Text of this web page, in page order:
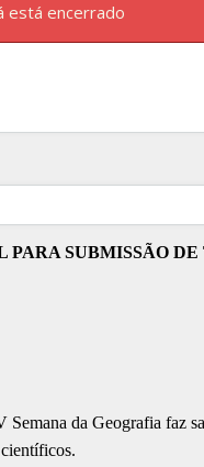
está encerrado
PARA SUBMISSÃO
da Geografia faz